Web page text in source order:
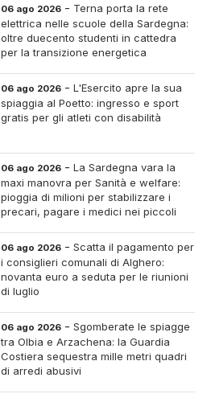
06 ago 2026 - Terna porta la rete
elettrica nelle scuole della Sardegna:
oltre duecento studenti in cattedra
per la transizione energetica
06 ago 2026 -L'Esercito apre la sua
spiaggia al Poetto: ingresso e sport
gratis per gli atleti con disabilità
06 ago 2026 -La Sardegna vara la
maxi manovra per Sanità e welfare:
pioggia di milioni per stabilizzare i
precari, pagare i medici nei piccoli
case di riposo.
06 ago 2026 -Scatta il pagamento per
i consiglieri comunali di Alghero:
novanta euro a seduta per le riunioni
di luglio
06 ago 2026 -Sgomberate le spiagge
tra Olbia e Arzachena: la Guardia
Costiera sequestra mille metri quadri
di arredi abusivi